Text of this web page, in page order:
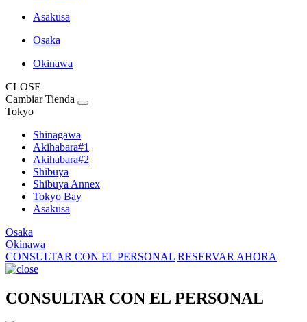
Asakusa
Osaka
Okinawa
CLOSE
Cambiar Tienda
Tokyo
Shinagawa
Akihabara#1
Akihabara#2
Shibuya
Shibuya Annex
Tokyo Bay
Asakusa
Osaka
Okinawa
CONSULTAR CON EL PERSONAL RESERVAR AHORA
CONSULTAR CON EL PERSONAL